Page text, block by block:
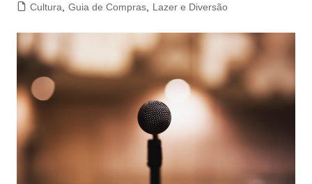
Cultura
Guia de Compras, Lazer e Diversão